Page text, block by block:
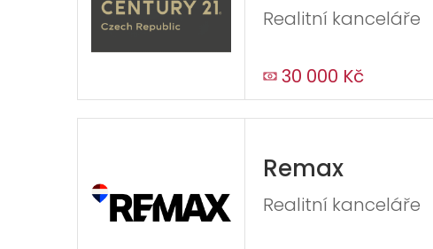
Realitní kanceláře
30 000 Kč
Remax
Realitní kanceláře